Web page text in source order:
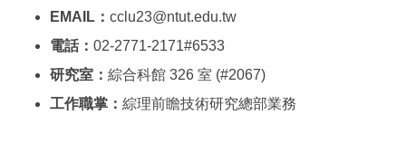
EMAIL： cclu23@ntut.edu.tw
電話： 02-2771-2171#6533
研究室： 綜合科館 326 室 (#2067)
工作職掌： 綜理前瞻技術研究總部業務